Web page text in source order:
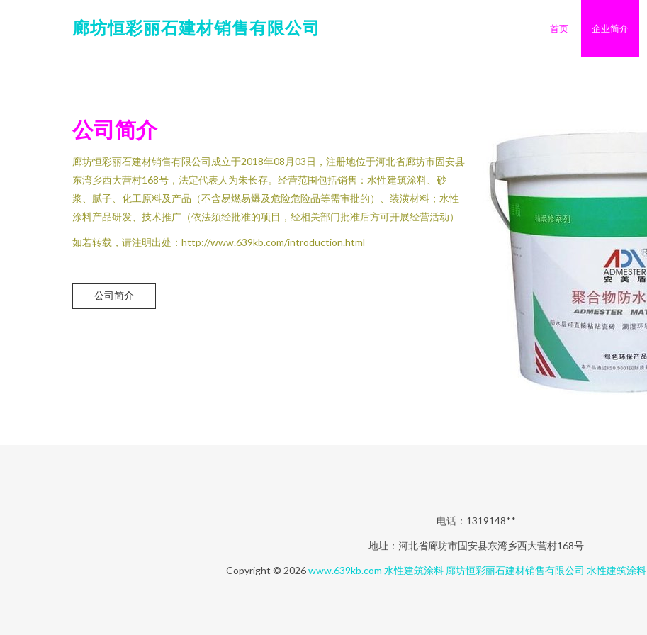
廊坊恒彩丽石建材销售有限公司 首页 企业简介
公司简介
廊坊恒彩丽石建材销售有限公司成立于2018年08月03日，注册地位于河北省廊坊市固安县
东湾乡西大营村168号，法定代表人为朱长存。经营范围包括销售：水性建筑涂料、砂
浆、腻子、化工原料及产品（不含易燃易爆及危险危险品等需审批的）、装潢材料；水性
涂料产品研发、技术推广（依法须经批准的项目，经相关部门批准后方可开展经营活动）
如若转载，请注明出处：http://www.639kb.com/introduction.html
公司简介
电话：1319148**
地址：河北省廊坊市固安县东湾乡西大营村168号
Copyright © 2026www.639kb.com 水性建筑涂料 廊坊恒彩丽石建材销售有限公司 水性建筑涂料